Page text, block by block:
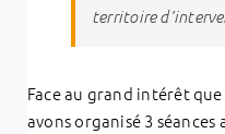
territoire
Face au grand intérêt
avons organisé 3